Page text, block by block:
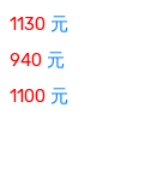
1130 元
940 元
1100 元